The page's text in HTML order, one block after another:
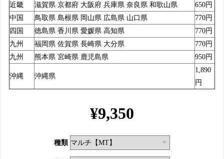
近畿
滋賀県 京都府 大阪府 兵庫県 奈良県 和歌山県
650円
中国
鳥取県 島根県 岡山県 広島県 山口県
770円
四国
徳島県 香川県 愛媛県 高知県
770円
九州
福岡県 佐賀県 長崎県 大分県
770円
九州
熊本県 宮崎県 鹿児島県 950円
沖縄 沖縄県
1,890
円
¥9,350
種類